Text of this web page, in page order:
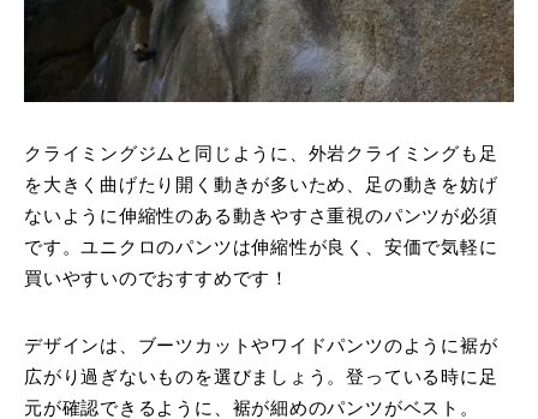
クライミングジムと同じように、外岩クライミングも足
を大きく曲げたり開く動きが多いため、足の動きを妨げ
ないように伸縮性のある動きやすさ重視のパンツが必須
です。ユニクロのパンツは伸縮性が良く、安価で気軽に
買いやすいのでおすすめです！
デザインは、ブーツカットやワイドパンツのように裾が
広がり過ぎないものを選びましょう。登っている時に足
元が確認できるように、裾が細めのパンツがベスト。